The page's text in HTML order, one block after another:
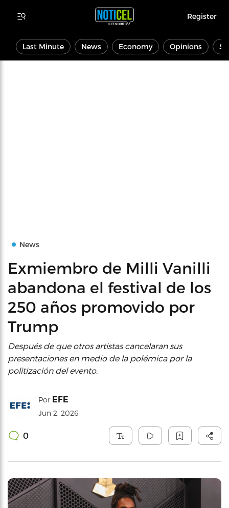
Register
Last Minute News Economy Opinions
News
Exmiembro de Milli Vanilli
abandona el festival de los
250 años promovido por
Trump
Después de que otros artistas cancelaran sus
presentaciones en medio de la polémica por la
politización del evento.
Por EFE
Jun 2, 2026
0